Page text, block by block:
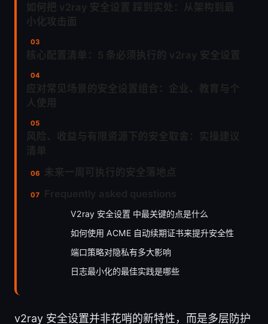
V2ray 安全设置 中最关键的点是什么
如何使用 ACME 自动续期证书来提升安全性
端口策略对隐私有多大影响
日志最小化的最佳实践是哪些
v2ray 安全设置并非花哨的新特性，而是多层防护